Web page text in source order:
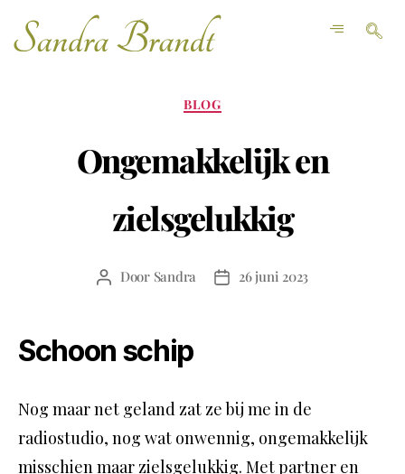
BLOG
Ongemakkelijk en
zielsgelukkig
Door Sandra 26 juni 2023
Schoon schip
Nog maar net geland zat ze bij me in de
radiostudio, nog wat onwennig, ongemakkelijk
misschien maar zielsgelukkig. Met partner en